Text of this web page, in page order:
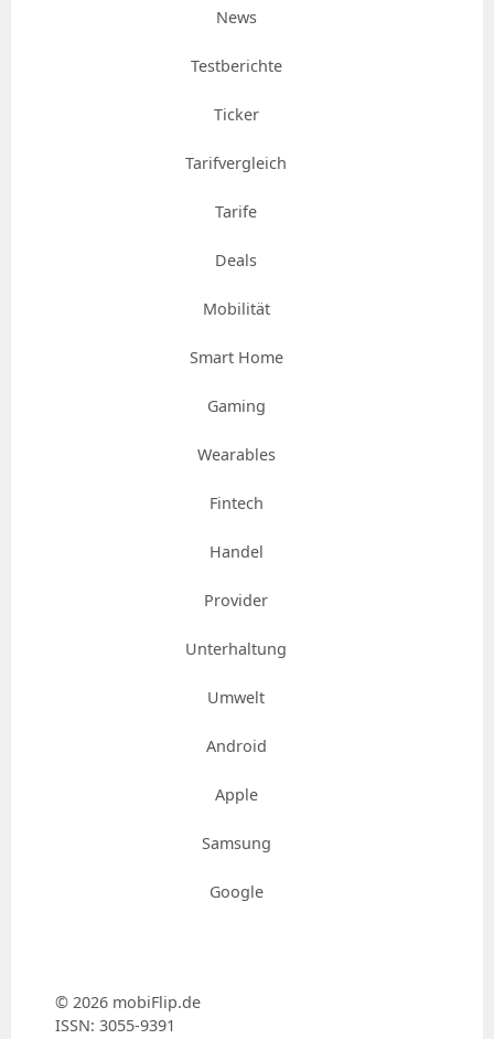
News
Testberichte
Ticker
Tarifvergleich
Tarife
Deals
Mobilität
Smart Home
Gaming
Wearables
Fintech
Handel
Provider
Unterhaltung
Umwelt
Android
Apple
Samsung
Google
© 2026 mobiFlip.de
ISSN: 3055-9391